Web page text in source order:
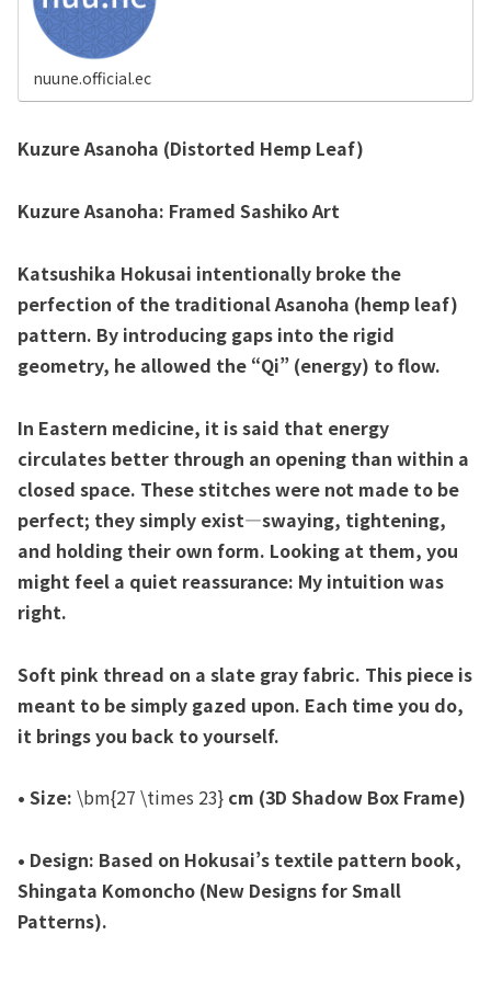
nuune.official.ec
Kuzure Asanoha (Distorted Hemp Leaf)
Kuzure Asanoha: Framed Sashiko Art
Katsushika Hokusai intentionally broke the
perfection of the traditional Asanoha (hemp leaf)
pattern. By introducing gaps into the rigid
geometry, he allowed the “Qi” (energy) to flow.
In Eastern medicine, it is said that energy
circulates better through an opening than within a
closed space. These stitches were not made to be
perfect; they simply exist—swaying, tightening,
and holding their own form. Looking at them, you
might feel a quiet reassurance: My intuition was
right.
Soft pink thread on a slate gray fabric. This piece is
meant to be simply gazed upon. Each time you do,
it brings you back to yourself.
• Size: \bm{27 \times 23} cm (3D Shadow Box Frame)
• Design: Based on Hokusai’s textile pattern book,
Shingata Komoncho (New Designs for Small
Patterns).